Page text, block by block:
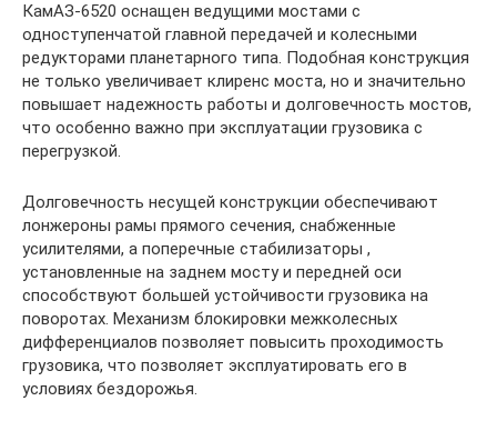
КамАЗ-6520 оснащен ведущими мостами с
одноступенчатой главной передачей и колесными
редукторами планетарного типа. Подобная конструкция
не только увеличивает клиренс моста, но и значительно
повышает надежность работы и долговечность мостов,
что особенно важно при эксплуатации грузовика с
перегрузкой.
Долговечность несущей конструкции обеспечивают
лонжероны рамы прямого сечения, снабженные
усилителями, а поперечные стабилизаторы ,
установленные на заднем мосту и передней оси
способствуют большей устойчивости грузовика на
поворотах. Механизм блокировки межколесных
дифференциалов позволяет повысить проходимость
грузовика, что позволяет эксплуатировать его в
условиях бездорожья.